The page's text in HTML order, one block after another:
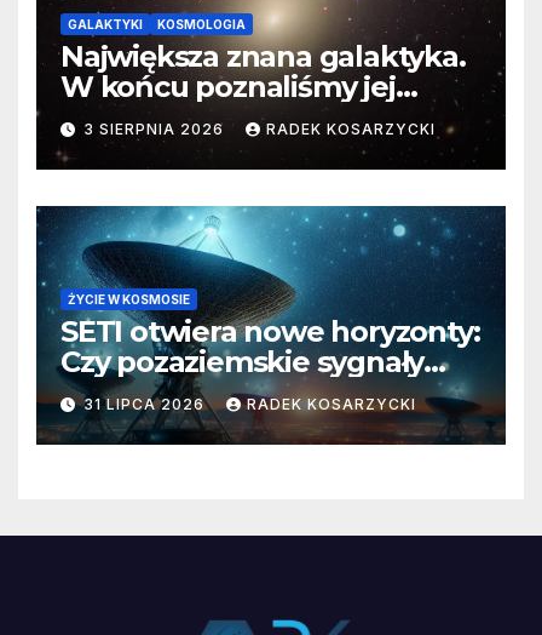
GALAKTYKI KOSMOLOGIA
Największa znana galaktyka.
W końcu poznaliśmy jej
faktyczne wymiary
3 SIERPNIA 2026 RADEK KOSARZYCKI
ŻYCIE W KOSMOSIE
SETI otwiera nowe horyzonty:
Czy pozaziemskie sygnały
czekają w nieoczekiwanych
miejscach?
31 LIPCA 2026 RADEK KOSARZYCKI